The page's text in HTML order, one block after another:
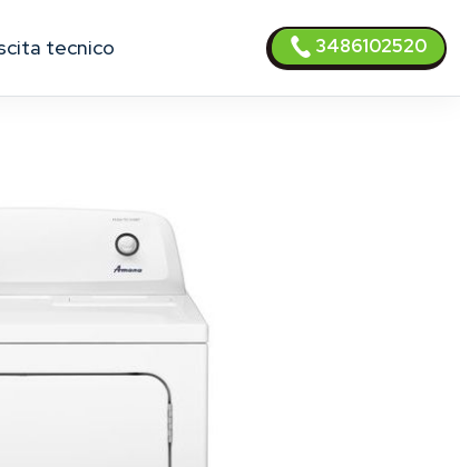
tecnico 3486102520